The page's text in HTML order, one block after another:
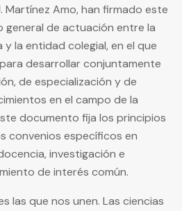
Martínez Amo, han firmado este
de actuación entre la
la entidad colegial, en el que
desarrollar conjuntamente
de especialización y de
en el campo de la
documento fija los principios
convenios específicos en
investigación e
de interés común.
las que nos unen. Las ciencias